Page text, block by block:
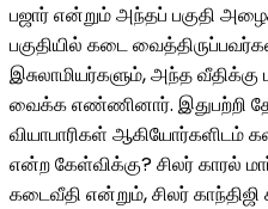
பஜார் என்றும் அந்தப் பகுதி
பகுதியில் கடை
இசுலாமியர்களும், அந்த
வைக்க எண்ணினார். இதுபற்றி
வியாபாரிகள்
என்ற கேள்விக்கு? சிலர் காரல்
கடைவீதி என்றும், சிலர்